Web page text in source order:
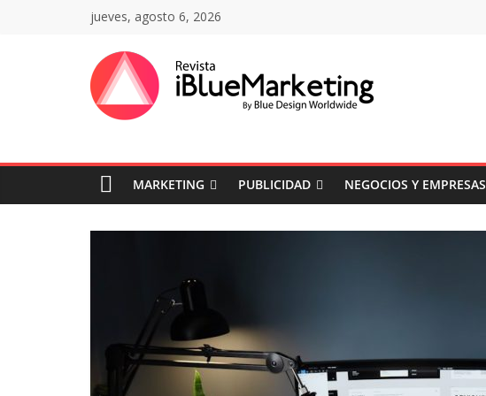
jueves, agosto 6, 2026
Revista
iBlue
Marketing
Revistas
MARKETING PUBLICIDAD NEGOCIOS Y EMPRESAS